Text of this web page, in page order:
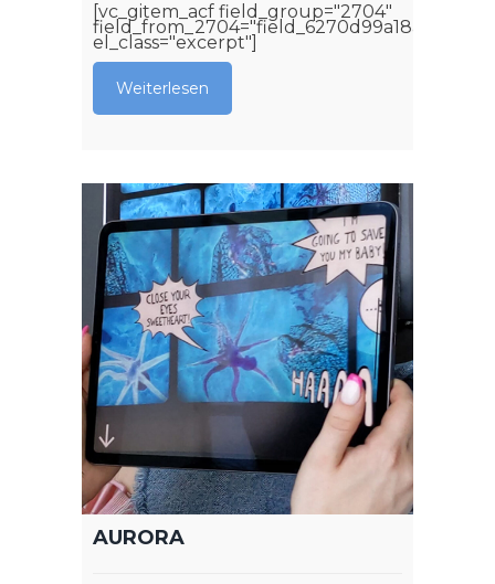
[vc_gitem_acf field_group="2704"
field_from_2704="field_6270d99a18aa4"
el_class="excerpt"]
Weiterlesen
AURORA